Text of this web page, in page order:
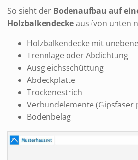
So sieht der Bodenaufbau auf
Holzbalkendeckeaus (von unten
Holzbalkendecke mit
Trennlage oder Abdichtung
Ausgleichsschüttung
Abdeckplatte
Trockenestrich
Verbundelemente (Gipsfaser
Bodenbelag